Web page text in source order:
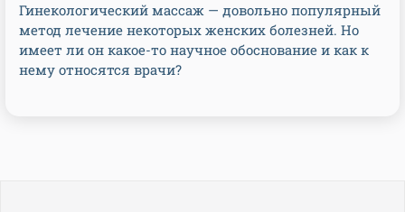
Гинекологический массаж — довольно популярный
метод лечение некоторых женских болезней. Но
имеет ли он какое-то научное обоснование и как к
нему относятся врачи?